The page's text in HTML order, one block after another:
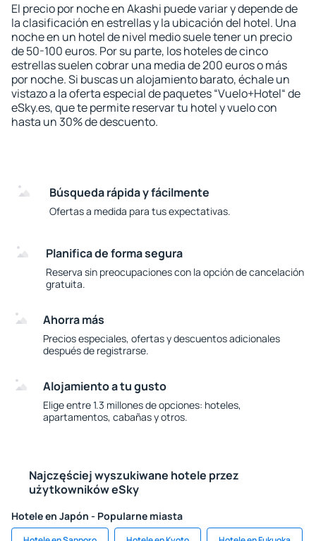
El precio por noche en Akashi puede variar y depende de
la clasificación en estrellas y la ubicación del hotel. Una
noche en un hotel de nivel medio suele tener un precio
de 50-100 euros. Por su parte, los hoteles de cinco
estrellas suelen cobrar una media de 200 euros o más
por noche. Si buscas un alojamiento barato, échale un
vistazo a la oferta especial de paquetes “Vuelo+Hotel“ de
eSky.es, que te permite reservar tu hotel y vuelo con
hasta un 30% de descuento.
Búsqueda rápida y fácilmente
Ofertas a medida para tus expectativas.
Planifica de forma segura
Reserva sin preocupaciones con la opción de cancelación
gratuita.
Ahorra más
Precios especiales, ofertas y descuentos adicionales
después de registrarse.
Alojamiento a tu gusto
Elige entre 1.3 millones de opciones: hoteles,
apartamentos, cabañas y otros.
Najczęściej wyszukiwane hotele przez
użytkowników eSky
Hotele en Japón - Popularne miasta